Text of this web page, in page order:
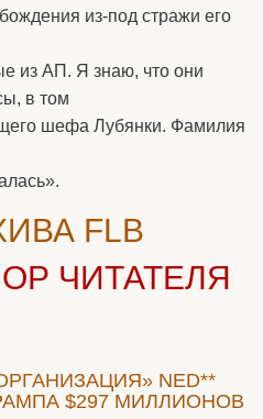
из-под стражи его
из АП. Я знаю, что они
в том
шефа Лубянки. Фамилия
FLB
ЧИТАТЕЛЯ
NED**
$297 МИЛЛИОНОВ